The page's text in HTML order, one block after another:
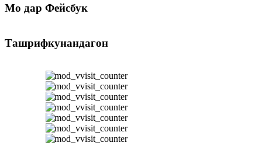
Мо дар Фейсбук
Ташрифкунандагон